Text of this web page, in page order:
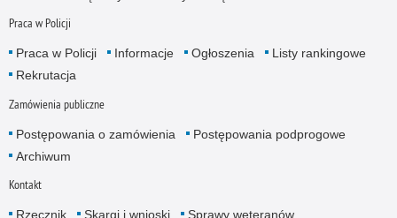
Praca w Policji
Praca w Policji Informacje Ogłoszenia
Listy rankingowe
Rekrutacja
Zamówienia publiczne
Postępowania o zamówienia
Postępowania podprogowe
Archiwum
Kontakt
Rzecznik Skargi i wnioski Sprawy weteranów